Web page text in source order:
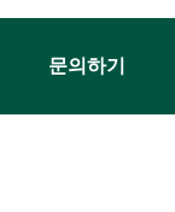
문의하기